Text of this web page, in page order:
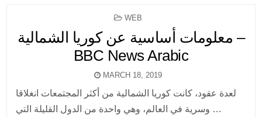
POSTED
WEB
معلومات أساسية عن كوريا الشمالية –
BBC News Arabic
MARCH 18, 2019
لعدة عقود، كانت كوريا الشمالية من أكثر المجتمعات انغلاقا
وسرية في العالم، وهي واحدة من الدول القليلة التي …